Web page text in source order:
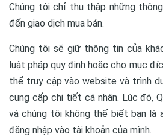
Chúng tôi chỉ thu thập những
đến giao dịch mua bán.
Chúng tôi sẽ giữ thông tin của
luật pháp quy định hoặc cho mục
thể truy cập vào website và trình
cung cấp chi tiết cá nhân. Lúc đó,
và chúng tôi không thể biết bạn là
đăng nhập vào tài khoản của mình.